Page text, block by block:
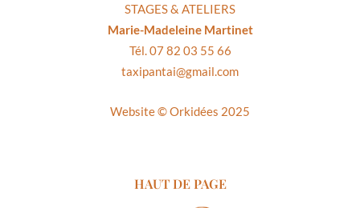
STAGES & ATELIERS
Marie-Madeleine Martinet
Tél. 07 82 03 55 66
taxipantai@gmail.com
Website ©Orkidées 2025
HAUT DE PAGE